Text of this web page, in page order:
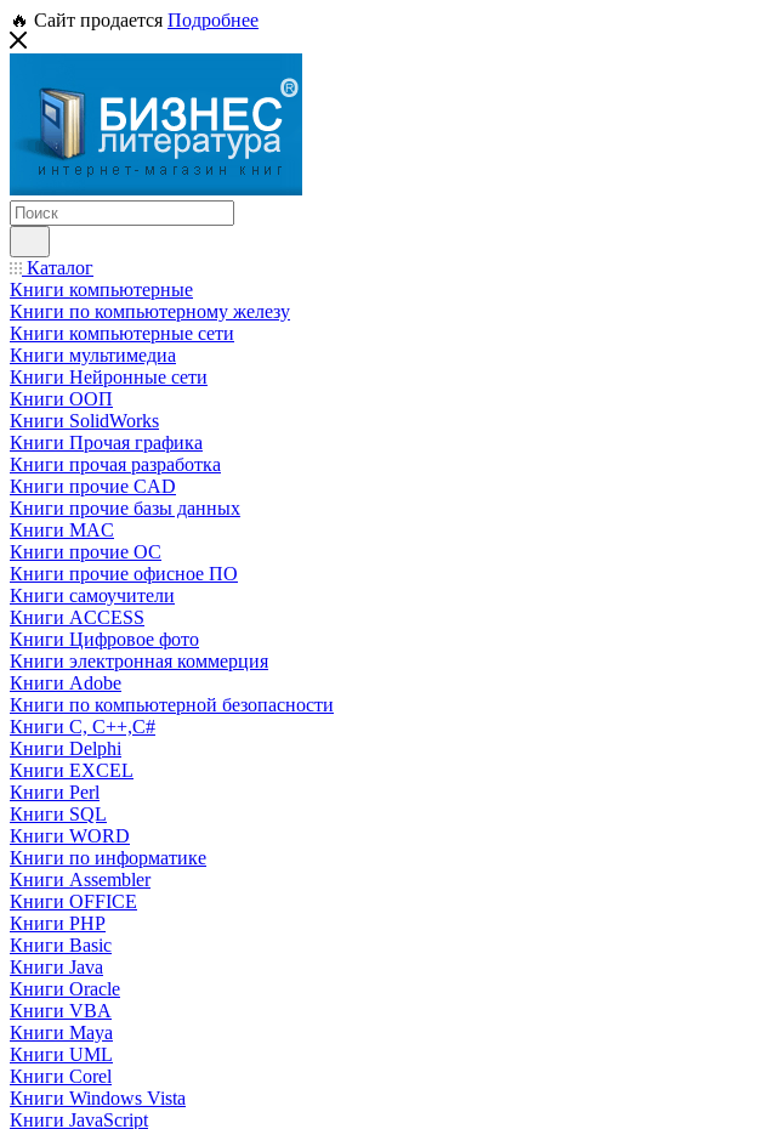
🔥 Сайт продается Подробнее
Каталог
Книги компьютерные
Книги по компьютерному железу
Книги компьютерные сети
Книги мультимедиа
Книги Нейронные сети
Книги ООП
Книги SolidWorks
Книги Прочая графика
Книги прочая разработка
Книги прочие CAD
Книги прочие базы данных
Книги MAC
Книги прочие ОС
Книги прочие офисное ПО
Книги самоучители
Книги ACCESS
Книги Цифровое фото
Книги электронная коммерция
Книги Adobe
Книги по компьютерной безопасности
Книги C, C++,С#
Книги Delphi
Книги EXCEL
Книги Perl
Книги SQL
Книги WORD
Книги по информатике
Книги Assembler
Книги OFFICE
Книги PHP
Книги Basic
Книги Java
Книги Oracle
Книги VBA
Книги Maya
Книги UML
Книги Corel
Книги Windows Vista
Книги JavaScript